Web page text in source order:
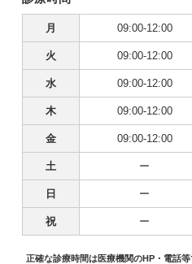
月 09:00-12:00
火 09:00-12:00
水 09:00-12:00
木 09:00-12:00
金 09:00-12:00
土 ー
日 ー
祝 ー
正確な診療時間は医療機関のHP・電話